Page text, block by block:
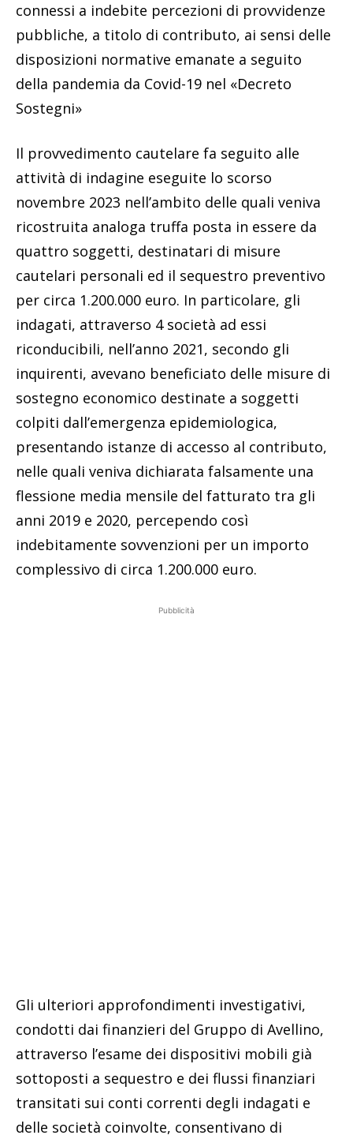
connessi a indebite percezioni di provvidenze
pubbliche, a titolo di contributo, ai sensi delle
disposizioni normative emanate a seguito
della pandemia da Covid-19 nel «Decreto
Sostegni»
Il provvedimento cautelare fa seguito alle
attività di indagine eseguite lo scorso
novembre 2023 nell’ambito delle quali veniva
ricostruita analoga truffa posta in essere da
quattro soggetti, destinatari di misure
cautelari personali ed il sequestro preventivo
per circa 1.200.000 euro. In particolare, gli
indagati, attraverso 4 società ad essi
riconducibili, nell’anno 2021, secondo gli
inquirenti, avevano beneficiato delle misure di
sostegno economico destinate a soggetti
colpiti dall’emergenza epidemiologica,
presentando istanze di accesso al contributo,
nelle quali veniva dichiarata falsamente una
flessione media mensile del fatturato tra gli
anni 2019 e 2020, percependo così
indebitamente sovvenzioni per un importo
complessivo di circa 1.200.000 euro.
Pubblicità
Gli ulteriori approfondimenti investigativi,
condotti dai finanzieri del Gruppo di Avellino,
attraverso l’esame dei dispositivi mobili già
sottoposti a sequestro e dei flussi finanziari
transitati sui conti correnti degli indagati e
delle società coinvolte, consentivano di